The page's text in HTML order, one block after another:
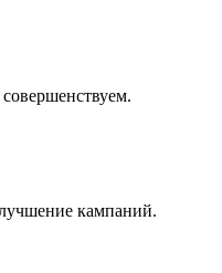
кампаний.